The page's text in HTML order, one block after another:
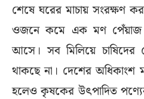
শেষে ঘরের মাচায় সংরক্ষণ
ওজনে কমে এক মণ পেঁয়াজ
আসে। সব মিলিয়ে
থাকছে না। দেশের অধিকাংশ
হলেও কৃষকের উৎপাদিত